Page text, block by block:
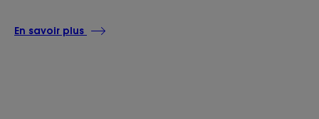
En savoir plus